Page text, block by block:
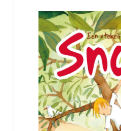
echt een dief? Een vrolijk en spannend avontuur voor kinderen die van
dieren houden!